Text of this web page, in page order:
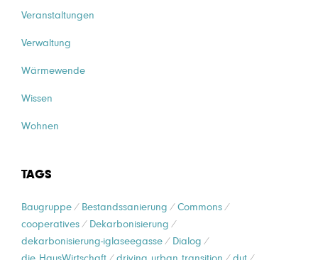
Veranstaltungen
Verwaltung
Wärmewende
Wissen
Wohnen
TAGS
Baugruppe Bestandssanierung
Commons
cooperatives
Dekarbonisierung
dekarbonisierung-iglaseegasse
Dialog